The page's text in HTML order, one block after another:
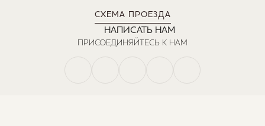
СХЕМА ПРОЕЗДА
НАПИСАТЬ НАМ
ПРИСОЕДИНЯЙТЕСЬ К НАМ